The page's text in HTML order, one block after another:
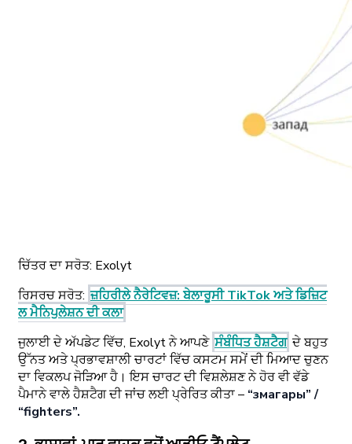
ਚਿੱਤਰ ਦਾ ਸਰੋਤ: Exolyt
ਰਿਸਰਚ ਸਰੋਤ: ਜ਼ਹਿਰੀਲੇ ਨੈਰੇਟਿਵਜ਼: ਬੇਲਾਰੂਸੀ TikTok ਅਤੇ ਡਿਜ਼ਿਟ
ਲ ਮੈਨਿਪੁਲੇਸ਼ਨ ਦੀ ਕਲਾ
ਜੁਲਾਈ ਦੇ ਅੱਪਡੇਟ ਵਿੱਚ, Exolyt ਨੇ ਆਪਣੇ ਸੰਬੰਧਿਤ ਹੈਸ਼ਟੈਗ ਦੇ ਬਹੁਤ
ਉੱਨਤ ਅਤੇ ਪ੍ਰਭਾਵਸ਼ਾਲੀ ਚਾਰਟਾਂ ਵਿੱਚ ਕਸਟਮ ਸਮੇਂ ਦੀ ਮਿਆਦ ਚੁਣਨ
ਦਾ ਵਿਕਲਪ ਜੋੜਿਆ ਹੈ। ਇਸ ਚਾਰਟ ਦੀ ਵਿਸ਼ਲੇਸ਼ਣ ਨੇ ਹੋਰ ਵੀ ਵੱਡੇ
ਪੈਮਾਨੇ ਵਾਲੇ ਹੈਸ਼ਟੈਗ ਦੀ ਜਾਂਚ ਲਈ ਪ੍ਰੇਰਿਤ ਕੀਤਾ – “змагары” /
“fighters”.